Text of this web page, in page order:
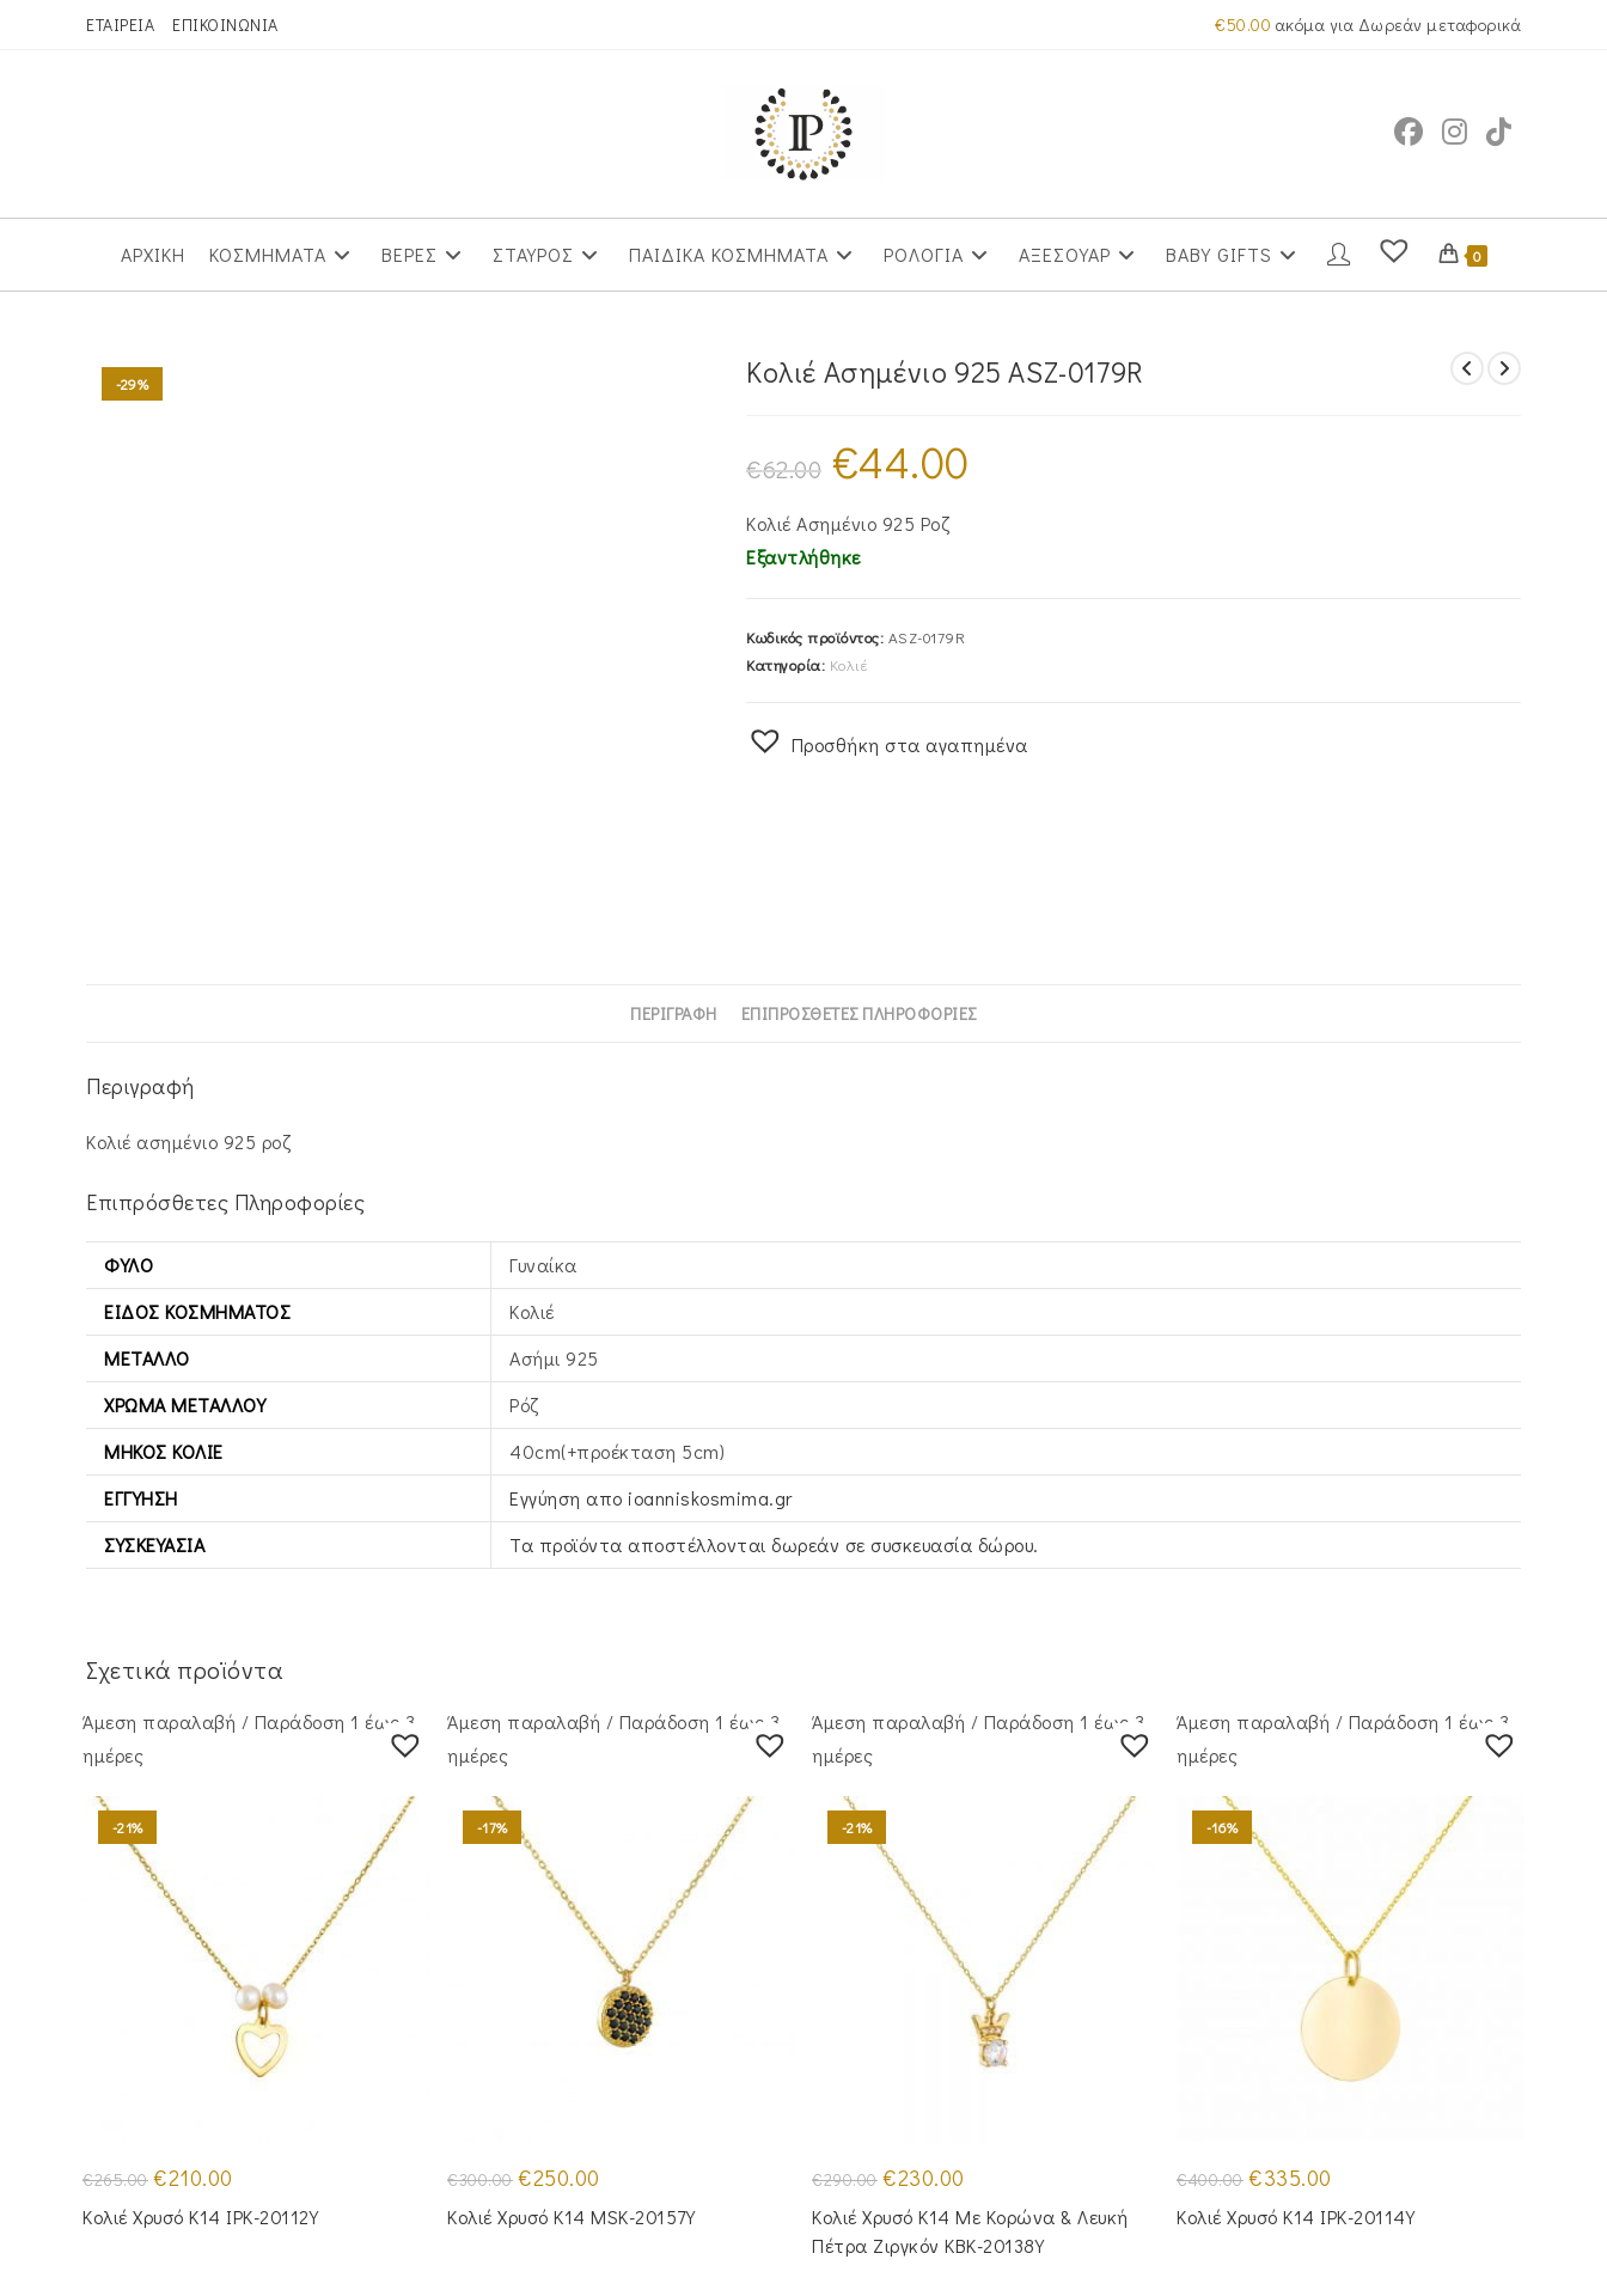
ΕΤΑΙΡΕΙΑ ΕΠΙΚΟΙΝΩΝΙΑ €50.00 ακόμα για Δωρεάν μεταφορικά
ΑΡΧΙΚΗ ΚΟΣΜΗΜΑΤΑ ΒΕΡΕΣ ΣΤΑΥΡΟΣ ΠΑΙΔΙΚΑ ΚΟΣΜΗΜΑΤΑ ΡΟΛΟΓΙΑ ΑΞΕΣΟΥΑΡ BABY GIFTS 0
-29% Κολιέ Ασημένιο 925 ASZ-0179R
€62.00
Original
price
was:
€44.00
Κολιέ Ασημένιο 925 Ροζ
Εξαντλήθηκε
Κωδικός προϊόντος: ASZ-0179R
Κατηγορία: Κολιέ
Προσθήκη στα αγαπημένα
ΠΕΡΙΓΡΑΦΉ ΕΠΙΠΡΌΣΘΕΤΕΣ ΠΛΗΡΟΦΟΡΊΕΣ
Περιγραφή
Κολιέ ασημένιο 925 ροζ
Επιπρόσθετες Πληροφορίες
ΦΎΛΟ
Γυναίκα
ΕΊΔΟΣ ΚΟΣΜΉΜΑΤΟΣ
Κολιέ
ΜΈΤΑΛΛΟ
Ασήμι 925
ΧΡΏΜΑ ΜΕΤΆΛΛΟΥ
Ρόζ
ΜΉΚΟΣ ΚΟΛΙΈ
40cm(+προέκταση 5cm)
ΕΓΓΎΗΣΗ
Εγγύηση απο ioanniskosmima.gr
ΣΥΣΚΕΥΑΣΊΑ
Τα προϊόντα αποστέλλονται δωρεάν σε συσκευασία δώρου.
Σχετικά προϊόντα
Άμεση παραλαβή / Παράδoση 1 έως 3
ημέρες
-21%
€265.00 Original
price
was:
€265.00.
€210.00
τιμή
είναι:
Κολιέ Χρυσό Κ14 IPK-20112Y
Άμεση παραλαβή / Παράδoση 1 έως 3
ημέρες
-17%
€300.00 Original
price
was:
€300.00.
€250.00
τιμή
είναι:
Κολιέ Χρυσό Κ14 MSK-20157Y
Άμεση παραλαβή / Παράδoση 1 έως 3
ημέρες
-21%
€290.00 Original
price
was:
€290.00.
€230.00
τιμή
είναι:
€230.00.
Κολιέ Χρυσό Κ14 Με Κορώνα & Λευκή
Πέτρα Ζιργκόν KBK-20138Y
Άμεση παραλαβή / Παράδoση 1 έως 3
ημέρες
-16%
€400.00 Original
price
was:
€400.00.
€335.00
τιμή
είναι:
Κολιέ Χρυσό Κ14 IPK-20114Y